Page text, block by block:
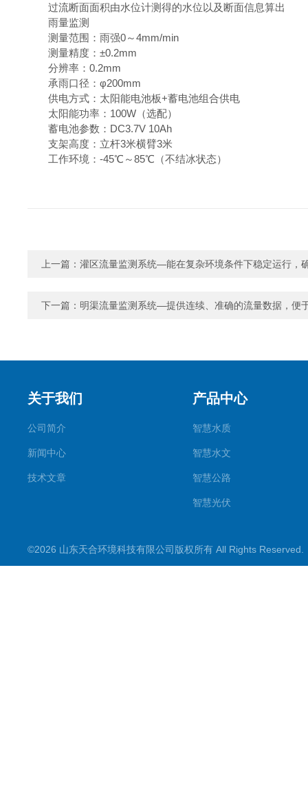
过流断面面积由水位计测得的水位以及断面信息算出
雨量监测
测量范围：雨强0～4mm/min
测量精度：±0.2mm
分辨率：0.2mm
承雨口径：φ200mm
供电方式：太阳能电池板+蓄电池组合供电
太阳能功率：100W（选配）
蓄电池参数：DC3.7V 10Ah
支架高度：立杆3米横臂3米
工作环境：-45℃～85℃（不结冰状态）
上一篇： 灌区流量监测系统—能在复杂环境条件下稳定运行，
下一篇： 明渠流量监测系统—提供连续、准确的流量数据，便
关于我们
公司简介
新闻中心
技术文章
产品中心
智慧水质
智慧水文
智慧公路
智慧光伏
智慧农业
©2026 山东天合环境科技有限公司版权所有 All Rights